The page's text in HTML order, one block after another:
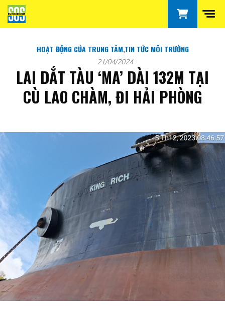
HOẠT ĐỘNG CỦA TRUNG TÂM,TIN TỨC MÔI TRƯỜNG
21/04/2024
LAI DẮT TÀU ‘MA’ DÀI 132M TẠI
CÙ LAO CHÀM, ĐI HẢI PHÒNG